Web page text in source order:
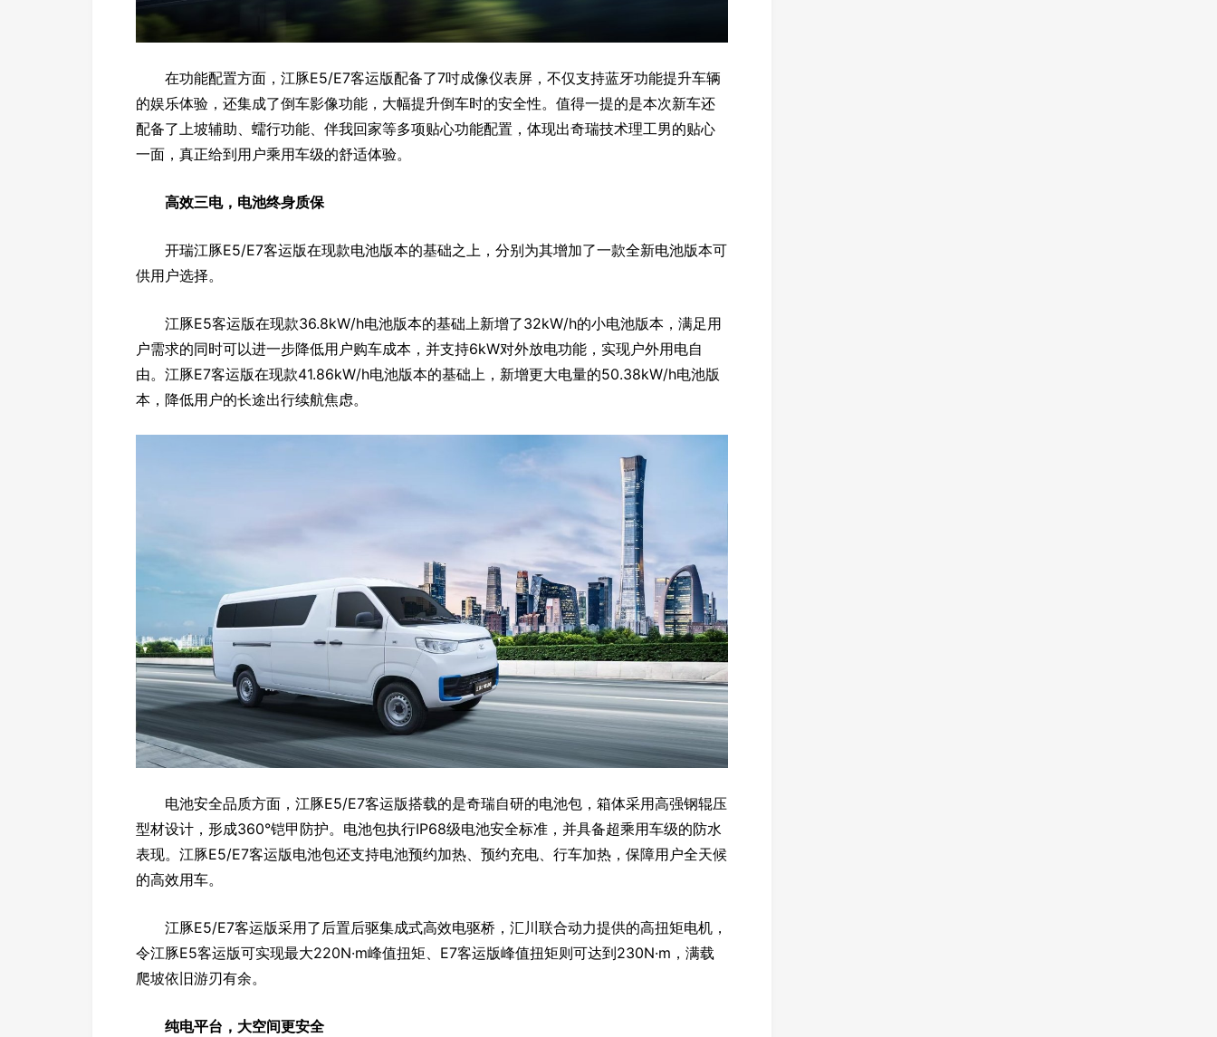
在功能配置方面，江豚E5/E7客运版配备了7吋成像仪表屏，不仅支持蓝牙功能提升车辆
的娱乐体验，还集成了倒车影像功能，大幅提升倒车时的安全性。值得一提的是本次新车还
配备了上坡辅助、蠕行功能、伴我回家等多项贴心功能配置，体现出奇瑞技术理工男的贴心
一面，真正给到用户乘用车级的舒适体验。
高效三电，电池终身质保
开瑞江豚E5/E7客运版在现款电池版本的基础之上，分别为其增加了一款全新电池版本可
供用户选择。
江豚E5客运版在现款36.8kW/h电池版本的基础上新增了32kW/h的小电池版本，满足用
户需求的同时可以进一步降低用户购车成本，并支持6kW对外放电功能，实现户外用电自
由。江豚E7客运版在现款41.86kW/h电池版本的基础上，新增更大电量的50.38kW/h电池版
本，降低用户的长途出行续航焦虑。
电池安全品质方面，江豚E5/E7客运版搭载的是奇瑞自研的电池包，箱体采用高强钢辊压
型材设计，形成360°铠甲防护。电池包执行IP68级电池安全标准，并具备超乘用车级的防水
表现。江豚E5/E7客运版电池包还支持电池预约加热、预约充电、行车加热，保障用户全天候
的高效用车。
江豚E5/E7客运版采用了后置后驱集成式高效电驱桥，汇川联合动力提供的高扭矩电机，
令江豚E5客运版可实现最大220N·m峰值扭矩、E7客运版峰值扭矩则可达到230N·m，满载
爬坡依旧游刃有余。
纯电平台，大空间更安全